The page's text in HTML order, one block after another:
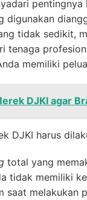
digunakan
tidak sedikit,
tenaga
memiliki
DJKI agar
DJKI harus
total yang
tidak memiliki
saat melakukan